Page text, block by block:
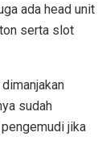
ada head unit
serta slot
sudah
jika